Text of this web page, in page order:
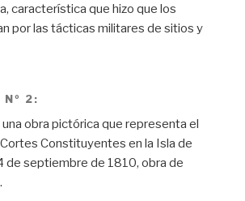
característica que hizo que los
por las tácticas militares de sitios y
Nº 2:
obra pictórica que representa el
Constituyentes en la Isla de
de septiembre de 1810, obra de